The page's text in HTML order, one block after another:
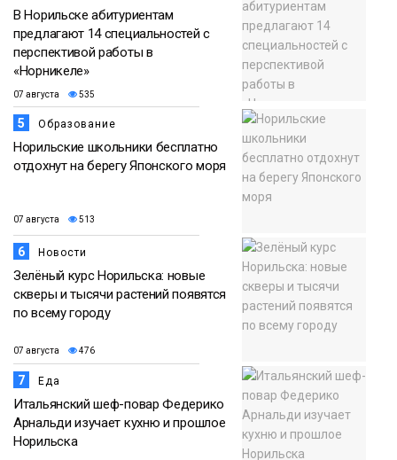
В Норильске абитуриентам
предлагают 14 специальностей с
перспективой работы в
«Норникеле»
07 августа 535
5 Образование
Норильские школьники бесплатно
отдохнут на берегу Японского моря
07 августа 513
6 Новости
Зелёный курс Норильска: новые
скверы и тысячи растений появятся
по всему городу
07 августа 476
7 Еда
Итальянский шеф-повар Федерико
Арнальди изучает кухню и прошлое
Норильска